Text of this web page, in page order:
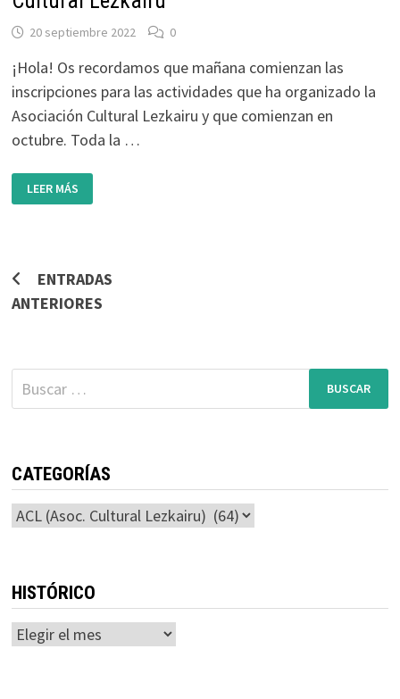
20 septiembre 2022 0
¡Hola! Os recordamos que mañana comienzan las
inscripciones para las actividades que ha organizado la
Asociación Cultural Lezkairu y que comienzan en
octubre. Toda la …
INSCRIPCIONES
CURSOS
DE
LEER MÁS
Navegación
de
ENTRADAS
ANTERIORES
Buscar:
CATEGORÍAS
Categorías
HISTÓRICO
Histórico